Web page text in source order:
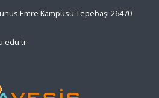
Emre Kampüsü Tepebaşı 26470